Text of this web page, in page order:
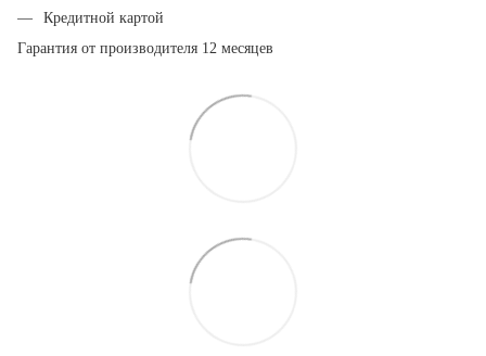
Кредитной картой
Гарантия от производителя 12 месяцев